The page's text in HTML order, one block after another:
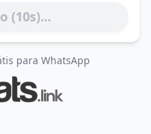
(10s)...
para WhatsApp